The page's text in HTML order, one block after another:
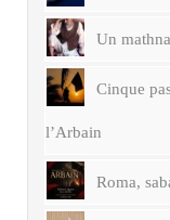
Un
Cinque
l’Arbain
Roma,